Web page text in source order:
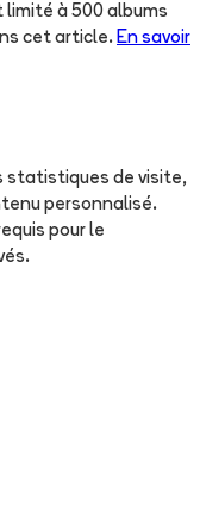
limité à 500 albums
cet article. En savoir
statistiques de visite,
personnalisé.
pour le